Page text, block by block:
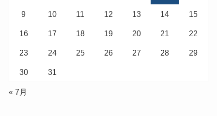
9 10 11 12 13 14 15
16 17 18 19 20 21 22
23 24 25 26 27 28 29
30 31
« 7月